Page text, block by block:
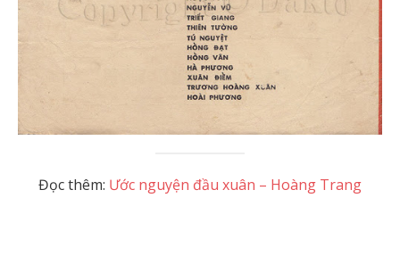
Đọc thêm: Ước nguyện đầu xuân – Hoàng Trang